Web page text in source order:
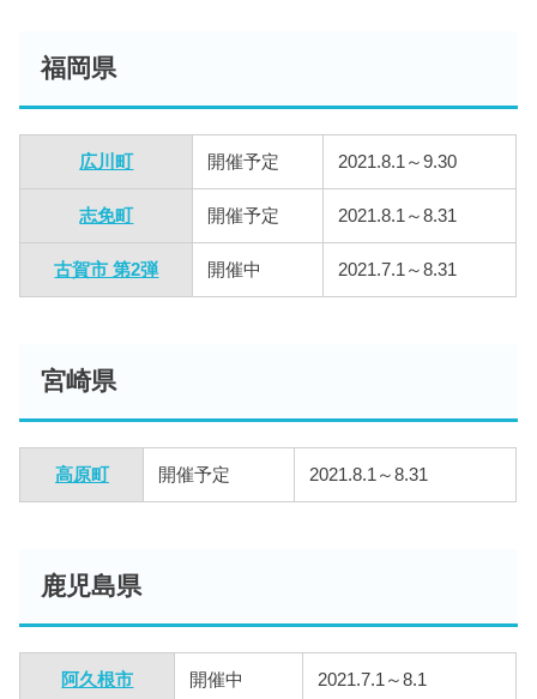
福岡県
広川町 開催予定 2021.8.1～9.30
志免町 開催予定 2021.8.1～8.31
古賀市 第2弾 開催中 2021.7.1～8.31
宮崎県
高原町 開催予定 2021.8.1～8.31
鹿児島県
阿久根市 開催中 2021.7.1～8.1